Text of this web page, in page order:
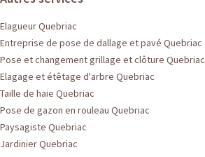
Elagueur Quebriac
Entreprise de pose de dallage et pavé Quebriac
Pose et changement grillage et clôture Quebriac
Elagage et étêtage d'arbre Quebriac
Taille de haie Quebriac
Pose de gazon en rouleau Quebriac
Paysagiste Quebriac
Jardinier Quebriac